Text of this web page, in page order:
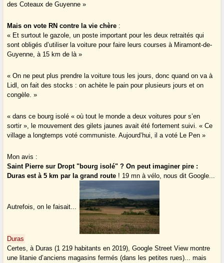
des Coteaux de Guyenne »
Mais on vote RN contre la vie chère :
« Et surtout le gazole, un poste important pour les deux retraités qui
sont obligés d’utiliser la voiture pour faire leurs courses à Miramont-de-
Guyenne, à 15 km de là »
« On ne peut plus prendre la voiture tous les jours, donc quand on va à
Lidl, on fait des stocks : on achète le pain pour plusieurs jours et on
congèle. »
« dans ce bourg isolé « où tout le monde a deux voitures pour s’en
sortir », le mouvement des gilets jaunes avait été fortement suivi. « Ce
village a longtemps voté communiste. Aujourd’hui, il a voté Le Pen »
Mon avis :
Saint Pierre sur Dropt "bourg isolé" ? On peut imaginer pire :
Duras est à 5 km par la grand route ! 19 mn à vélo, nous dit Google...
Autrefois, on le faisait...
Duras
Certes, à Duras (1 219 habitants en 2019), Google Street View montre
une litanie d’anciens magasins fermés (dans les petites rues)... mais